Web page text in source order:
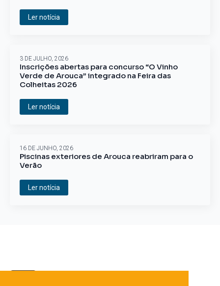
Ler notícia
Inscrições abertas para concurso “O Vinho
Verde de Arouca” integrado na Feira das
Colheitas 2026
3 DE JULHO, 2026
Ler notícia
Piscinas exteriores de Arouca reabriram para o
Verão
16 DE JUNHO, 2026
Ler notícia